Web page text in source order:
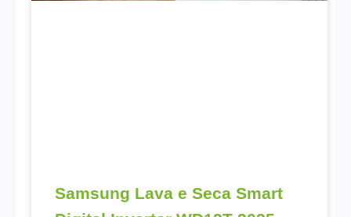
Samsung Lava e Seca Smart